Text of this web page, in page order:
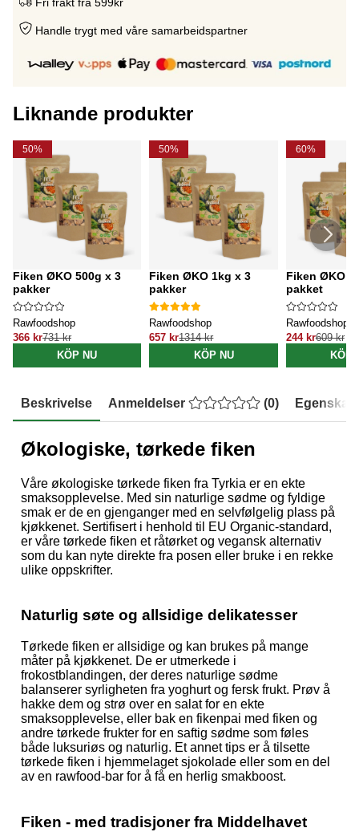
Handle trygt med våre samarbeidspartner
Liknande produkter
50%
Fiken ØKO 500g x 3
pakker
Rawfoodshop
366 kr731 kr
KÖP NU
50%
Fiken ØKO 1kg x 3
pakker
Rawfoodshop
657 kr1314 kr
KÖP NU
60%
Fiken ØKO
pakket
Rawfoodshop
244 kr609 kr
KÖP
Beskrivelse Anmeldelser (0)
Økologiske, tørkede fiken
Våre økologiske tørkede fiken fra Tyrkia er en ekte
smaksopplevelse. Med sin naturlige sødme og fyldige
smak er de en gjenganger med en selvfølgelig plass på
kjøkkenet. Sertifisert i henhold til EU Organic-standard,
er våre tørkede fiken et råtørket og vegansk alternativ
som du kan nyte direkte fra posen eller bruke i en rekke
ulike oppskrifter.
Naturlig søte og allsidige delikatesser
Tørkede fiken er allsidige og kan brukes på mange
måter på kjøkkenet. De er utmerkede i
frokostblandingen, der deres naturlige sødme
balanserer syrligheten fra yoghurt og fersk frukt. Prøv å
hakke dem og strø over en salat for en ekte
smaksopplevelse, eller bak en fikenpai med fiken og
andre tørkede frukter for en saftig sødme som føles
både luksuriøs og naturlig. Et annet tips er å tilsette
tørkede fiken i hjemmelaget sjokolade eller som en del
av en rawfood-bar for å få en herlig smakboost.
Fiken - med tradisjoner fra Middelhavet